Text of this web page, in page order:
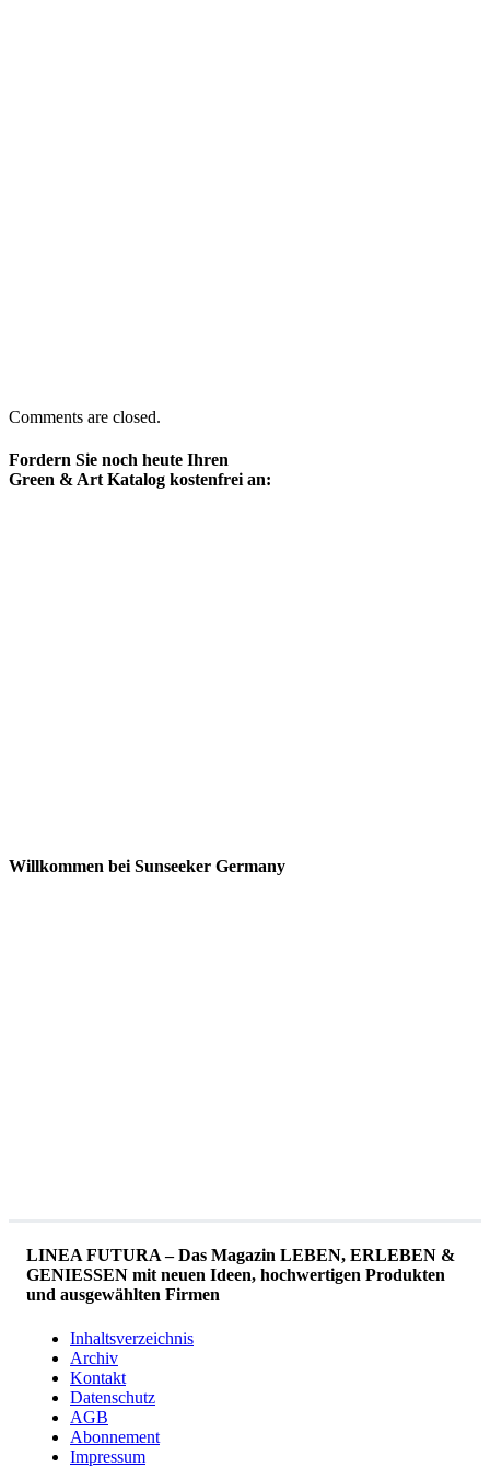
Comments are closed.
Fordern Sie noch heute Ihren
Green & Art Katalog kostenfrei an:
Willkommen bei Sunseeker Germany
LINEA FUTURA – Das Magazin LEBEN, ERLEBEN &
GENIESSEN mit neuen Ideen, hochwertigen Produkten
und ausgewählten Firmen
Inhaltsverzeichnis
Archiv
Kontakt
Datenschutz
AGB
Abonnement
Impressum